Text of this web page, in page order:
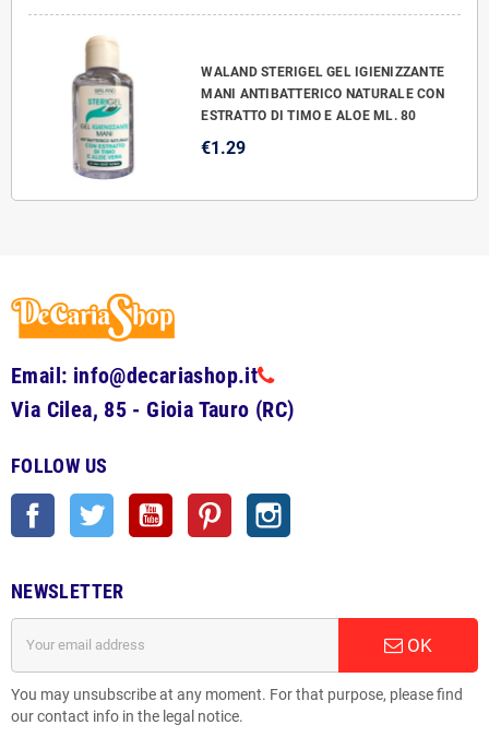
WALAND STERIGEL GEL IGIENIZZANTE
MANI ANTIBATTERICO NATURALE CON
ESTRATTO DI TIMO E ALOE ML. 80
€1.29
Email: info@decariashop.it
Via Cilea, 85 - Gioia Tauro (RC)
FOLLOW US
Facebook Twitter YouTube Pinterest
NEWSLETTER
OK
You may unsubscribe at any moment. For that purpose, please find
our contact info in the legal notice.